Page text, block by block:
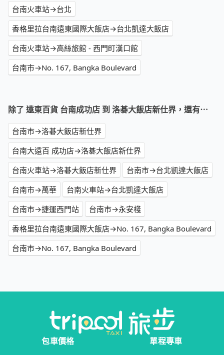
台南火車站→台北
香格里拉台南遠東國際大飯店→台北凱達大飯店
台南火車站→高絲旅館 - 西門町漢口館
台南市→No. 167, Bangka Boulevard
除了 遠東百貨 台南成功店 到 洛碁大飯店新仕界，還有⋯
台南市→洛碁大飯店新仕界
台南大遠百 成功店→洛碁大飯店新仕界
台南火車站→洛碁大飯店新仕界
台南市→台北凱達大飯店
台南市→萬華
台南火車站→台北凱達大飯店
台南市→捷運西門站
台南市→永安棧
香格里拉台南遠東國際大飯店→No. 167, Bangka Boulevard
台南市→No. 167, Bangka Boulevard
包車價格
單程專車